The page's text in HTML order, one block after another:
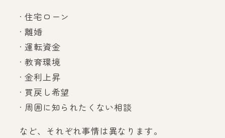
· 住宅ローン
· 離婚
· 運転資金
· 教育環境
· 金利上昇
· 買戻し希望
· 周囲に知られたくない相談
など、それぞれ事情は異なります。